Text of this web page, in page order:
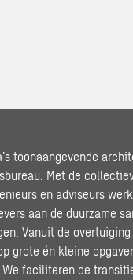
toonaangevende
Met de
en adviseurs
aan de duurzame
Vanuit de
grote én kleine
faciliteren de